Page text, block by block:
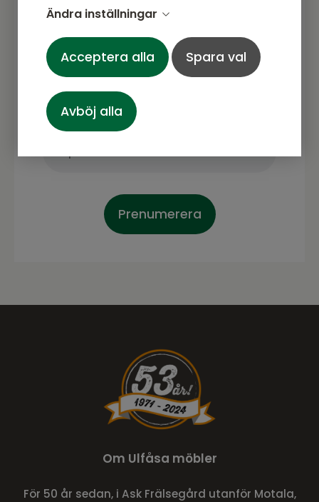
Ändra inställningar
Acceptera alla Spara val
Avböj alla
Gå med i vårt nyhetsbrev
Prenumerera gärna på vårt nyhetsbrev.
Här kommer vi dela senaste nytt om
produkter, erbjudanden och annat
spännande.
Prenumerera
Om Ulfåsa möbler
För 50 år sedan, i Ask Frälsegård utanför Motala,